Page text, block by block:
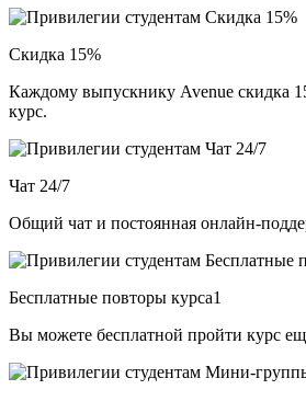
Скидка 15%
Каждому выпускнику Avenue скидка
курс.
Чат 24/7
Общий чат и постоянная онлайн-
Бесплатные повторы курса1
Вы можете бесплатной пройти курс